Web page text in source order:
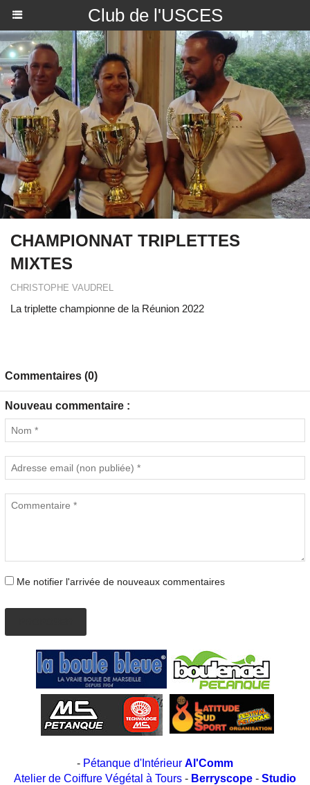
Club de l'USCES
CHAMPIONNAT TRIPLETTES
MIXTES
CHRISTOPHE VAUDREL
La triplette championne de la Réunion 2022
Commentaires (0)
Nouveau commentaire :
Me notifier l'arrivée de nouveaux commentaires
- Pétanque d'Intérieur Al'Comm
Atelier de Coiffure Végétal à Tours - Berryscope - Studio